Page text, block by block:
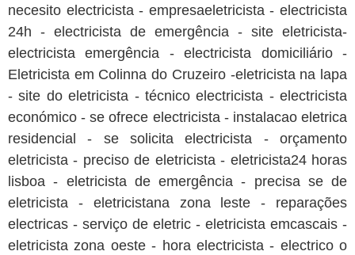
necesito electricista - empresaeletricista - electricista
24h - electricista de emergência - site eletricista-
electricista emergência - electricista domiciliário -
Eletricista em Colinna do Cruzeiro -eletricista na lapa
- site do eletricista - técnico electricista - electricista
económico - se ofrece electricista - instalacao eletrica
residencial - se solicita electricista - orçamento
eletricista - preciso de eletricista - eletricista24 horas
lisboa - eletricista de emergência - precisa se de
eletricista - eletricistana zona leste - reparações
electricas - serviço de eletric - eletricista emcascais -
eletricista zona oeste - hora electricista - electrico o